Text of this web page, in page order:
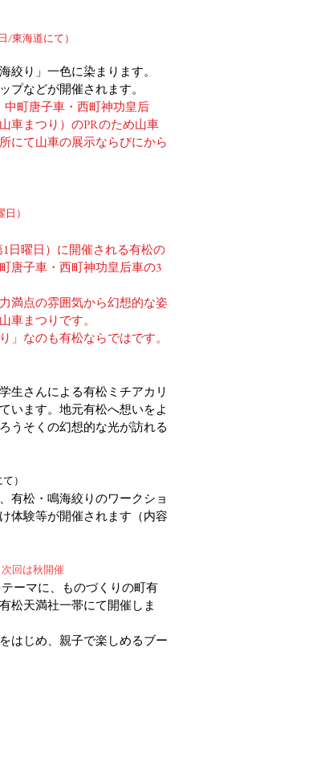
/東海道にて）
絞り」一色に染まります。
などが開催されます。
町唐子車・西町神功皇后
車まつり）のPRのため山車
にて山車の展示ならびにから
日）
日曜日） に開催される有松の
唐子車・西町神功皇后車の3
満点の雰囲気から幻想的な姿
車まつりです。
なのも有松ならではです。
生さんによる有松ミチアカリ
います。 地元有松へ想いをよ
うそくの幻想的な光が訪れる
）
有松・鳴海絞りのワークショ
体験等が開催されます（内容
次回は秋開催
ーマに、ものづくりの町有
松天満社一帯にて開催しま
はじめ、親子で楽しめるブー